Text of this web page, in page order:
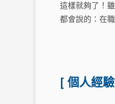
這樣就夠了！
都會說的：在
[ 個人經